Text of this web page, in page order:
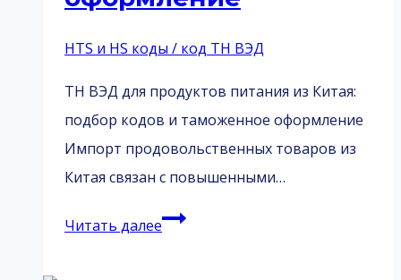
HTS и HS коды / код ТН ВЭД
ТН ВЭД для продуктов питания из Китая:
подбор кодов и таможенное оформление
Импорт продовольственных товаров из
Китая связан с повышенными…
Читать далееТН